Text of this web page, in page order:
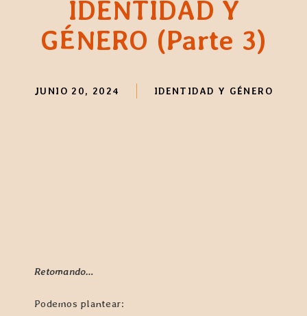
IDENTIDAD Y
GÉNERO (Parte 3)
JUNIO 20, 2024 IDENTIDAD Y GÉNERO
Retomando…
Podemos plantear: